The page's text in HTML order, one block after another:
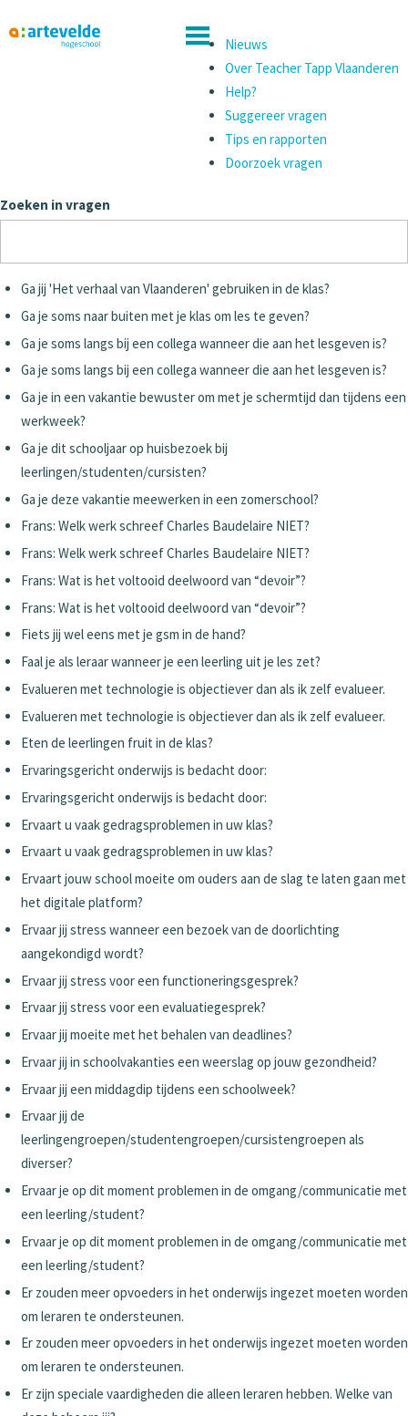
Nieuws
Over Teacher Tapp Vlaanderen
Help?
Suggereer vragen
Tips en rapporten
Doorzoek vragen
Zoeken in vragen
Ga jij 'Het verhaal van Vlaanderen' gebruiken in de klas?
Ga je soms naar buiten met je klas om les te geven?
Ga je soms langs bij een collega wanneer die aan het lesgeven is?
Ga je soms langs bij een collega wanneer die aan het lesgeven is?
Ga je in een vakantie bewuster om met je schermtijd dan tijdens een
werkweek?
Ga je dit schooljaar op huisbezoek bij
leerlingen/studenten/cursisten?
Ga je deze vakantie meewerken in een zomerschool?
Frans: Welk werk schreef Charles Baudelaire NIET?
Frans: Welk werk schreef Charles Baudelaire NIET?
Frans: Wat is het voltooid deelwoord van “devoir”?
Frans: Wat is het voltooid deelwoord van “devoir”?
Fiets jij wel eens met je gsm in de hand?
Faal je als leraar wanneer je een leerling uit je les zet?
Evalueren met technologie is objectiever dan als ik zelf evalueer.
Evalueren met technologie is objectiever dan als ik zelf evalueer.
Eten de leerlingen fruit in de klas?
Ervaringsgericht onderwijs is bedacht door:
Ervaringsgericht onderwijs is bedacht door:
Ervaart u vaak gedragsproblemen in uw klas?
Ervaart u vaak gedragsproblemen in uw klas?
Ervaart jouw school moeite om ouders aan de slag te laten gaan met
het digitale platform?
Ervaar jij stress wanneer een bezoek van de doorlichting
aangekondigd wordt?
Ervaar jij stress voor een functioneringsgesprek?
Ervaar jij stress voor een evaluatiegesprek?
Ervaar jij moeite met het behalen van deadlines?
Ervaar jij in schoolvakanties een weerslag op jouw gezondheid?
Ervaar jij een middagdip tijdens een schoolweek?
Ervaar jij de
leerlingengroepen/studentengroepen/cursistengroepen als
diverser?
Ervaar je op dit moment problemen in de omgang/communicatie met
een leerling/student?
Ervaar je op dit moment problemen in de omgang/communicatie met
een leerling/student?
Er zouden meer opvoeders in het onderwijs ingezet moeten worden
om leraren te ondersteunen.
Er zouden meer opvoeders in het onderwijs ingezet moeten worden
om leraren te ondersteunen.
Er zijn speciale vaardigheden die alleen leraren hebben. Welke van